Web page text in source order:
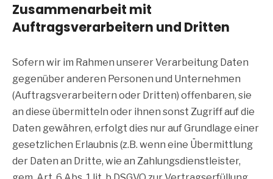
Zusammenarbeit mit
Auftragsverarbeitern und Dritten
Sofern wir im Rahmen unserer Verarbeitung Daten
gegenüber anderen Personen und Unternehmen
(Auftragsverarbeitern oder Dritten) offenbaren, sie
an diese übermitteln oder ihnen sonst Zugriff auf die
Daten gewähren, erfolgt dies nur auf Grundlage einer
gesetzlichen Erlaubnis (z.B. wenn eine Übermittlung
der Daten an Dritte, wie an Zahlungsdienstleister,